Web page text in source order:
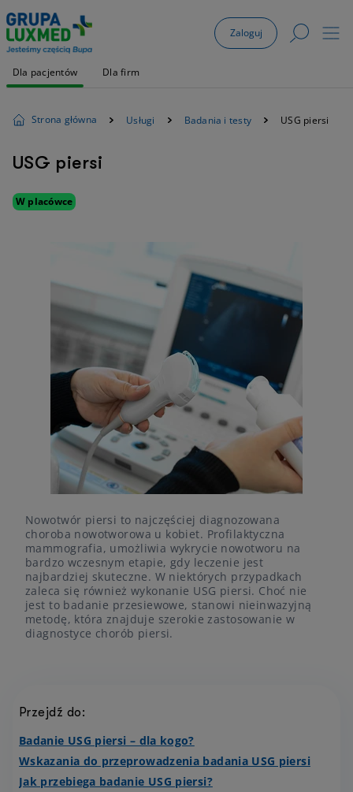
Zaloguj
Dla pacjentów Dla firm
Strona główna Usługi Badania i testy USG piersi
USG piersi
W placówce
Nowotwór piersi to najczęściej diagnozowana
choroba nowotworowa u kobiet. Profilaktyczna
mammografia, umożliwia wykrycie nowotworu na
bardzo wczesnym etapie, gdy leczenie jest
najbardziej skuteczne. W niektórych przypadkach
zaleca się również wykonanie USG piersi. Choć nie
jest to badanie przesiewowe, stanowi nieinwazyjną
metodę, która znajduje szerokie zastosowanie w
diagnostyce chorób piersi.
Przejdź do:
Badanie USG piersi – dla kogo?
Wskazania do przeprowadzenia badania USG piersi
Jak przebiega badanie USG piersi?